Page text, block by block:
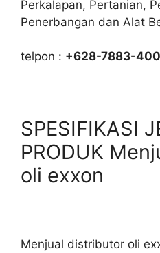
Perkalapan, Pertanian,
Penerbangan dan Alat
telpon : +628-7883-
SPESIFIKASI
PRODUK
oli exxon
Menjual distributor oli